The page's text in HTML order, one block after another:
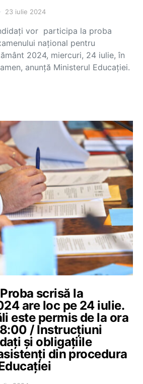
23 iulie 2024
vor participa la proba
național pentru
2024, miercuri, 24 iulie, în
anunță Ministerul Educației.
scrisă la
are loc pe 24 iulie.
este permis de la ora
/ Instrucțiuni
și obligațiile
din procedura